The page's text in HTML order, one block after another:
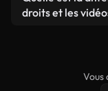
prêtes à l'emploi.
remixer nos
droits et les
résolution 4KVous